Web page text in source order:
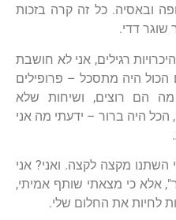
ובאסיה. כל זה קרה בזכות
דדי.
רגילים, אני לא חושבת
הכול היה מתסכל – פרופילים
מה הם רוצים, ושיחות שלא
הכל היה ברור – ידעתי מה אני
מקצה לקצה. ואני? אני
אלא כי מצאתי שותף אמיתי,
לחיות את החלום שלי.